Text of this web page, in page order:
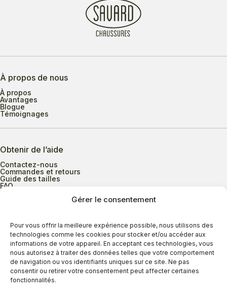
Gérer le consentement
Pour vous offrir la meilleure expérience possible, nous utilisons des
technologies comme les cookies pour stocker et/ou accéder aux
informations de votre appareil. En acceptant ces technologies, vous
nous autorisez à traiter des données telles que votre comportement
de navigation ou vos identifiants uniques sur ce site. Ne pas
consentir ou retirer votre consentement peut affecter certaines
fonctionnalités.
À propos de nous
À propos
Avantages
Blogue
Témoignages
Obtenir de l’aide
Contactez-nous
Commandes et retours
Guide des tailles
FAQ
Heures d’ouverture
Lundi au mercredi
9h00 à 17h30
Jeudi
9h00 à 20h00
Vendredi
9h00 à 18h00